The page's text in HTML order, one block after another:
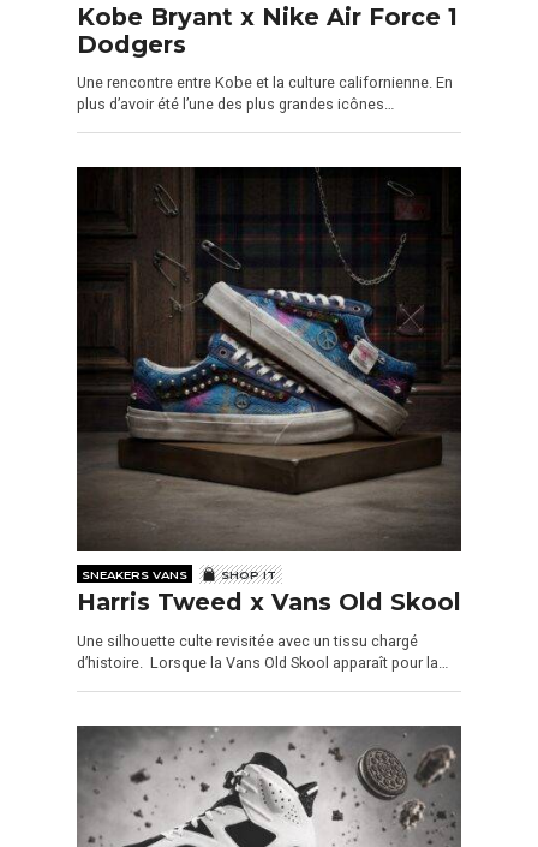
Kobe Bryant x Nike Air Force 1
Dodgers
Une rencontre entre Kobe et la culture californienne. En
plus d’avoir été l’une des plus grandes icônes…
SNEAKERS VANS SHOP IT
Harris Tweed x Vans Old Skool
Une silhouette culte revisitée avec un tissu chargé
d’histoire. Lorsque la Vans Old Skool apparaît pour la…